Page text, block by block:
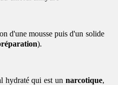
d'une mousse puis d'un solide
).
hydraté qui est un narcotique,